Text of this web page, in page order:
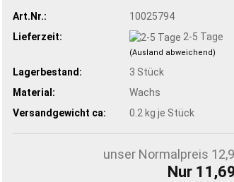
Art.Nr.:
10025794
Lieferzeit:
2-5 Tage
(Ausland abweichend)
Lagerbestand: 3 Stück
Material:
Wachs
Versandgewicht ca:
0.2 kg je Stück
unser Normalpreis
Nur